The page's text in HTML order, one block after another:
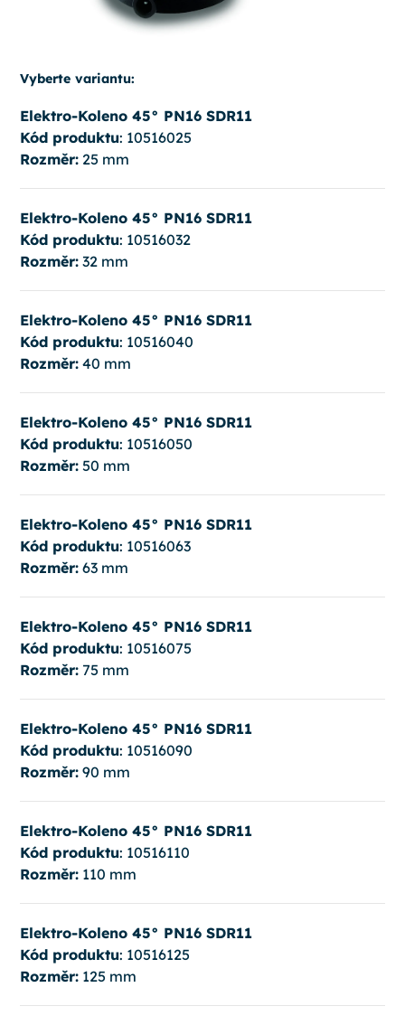
Vyberte variantu:
Elektro-Koleno 45° PN16 SDR11
Kód produktu: 10516025
Rozměr:25 mm
Elektro-Koleno 45° PN16 SDR11
Kód produktu: 10516032
Rozměr:32 mm
Elektro-Koleno 45° PN16 SDR11
Kód produktu: 10516040
Rozměr:40 mm
Elektro-Koleno 45° PN16 SDR11
Kód produktu: 10516050
Rozměr:50 mm
Elektro-Koleno 45° PN16 SDR11
Kód produktu: 10516063
Rozměr:63 mm
Elektro-Koleno 45° PN16 SDR11
Kód produktu: 10516075
Rozměr:75 mm
Elektro-Koleno 45° PN16 SDR11
Kód produktu: 10516090
Rozměr:90 mm
Elektro-Koleno 45° PN16 SDR11
Kód produktu: 10516110
Rozměr:110 mm
Elektro-Koleno 45° PN16 SDR11
Kód produktu: 10516125
Rozměr:125 mm